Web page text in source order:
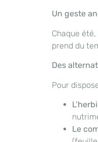
Un geste
Chaque
prend du
Des
Pour
Le